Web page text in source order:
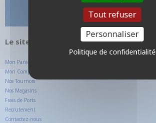
Le site internet UltraJeux.com
Mon Panier
Mon Compte Client
Nos Tournois
Nos Magasins
Frais de Ports
Recrutement
Contactez-nous
Tout refuser
Personnaliser
Politique de confidentialité